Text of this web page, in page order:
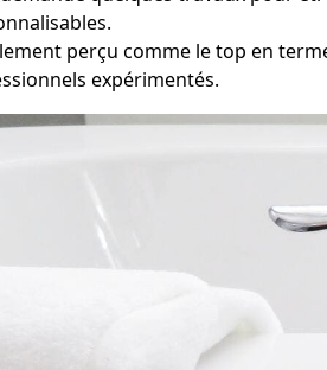
perçu comme le top en
expérimentés.